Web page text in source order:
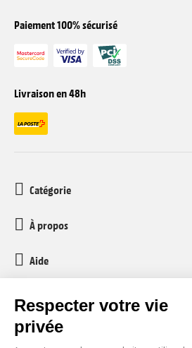
Paiement 100% sécurisé
Livraison en 48h
Catégorie
À propos
Aide
Service client
media-markt-